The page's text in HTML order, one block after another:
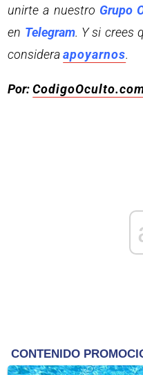
unirte a nuestro Grupo
en Telegram. Y si crees
consideraapoyarnos.
Por: